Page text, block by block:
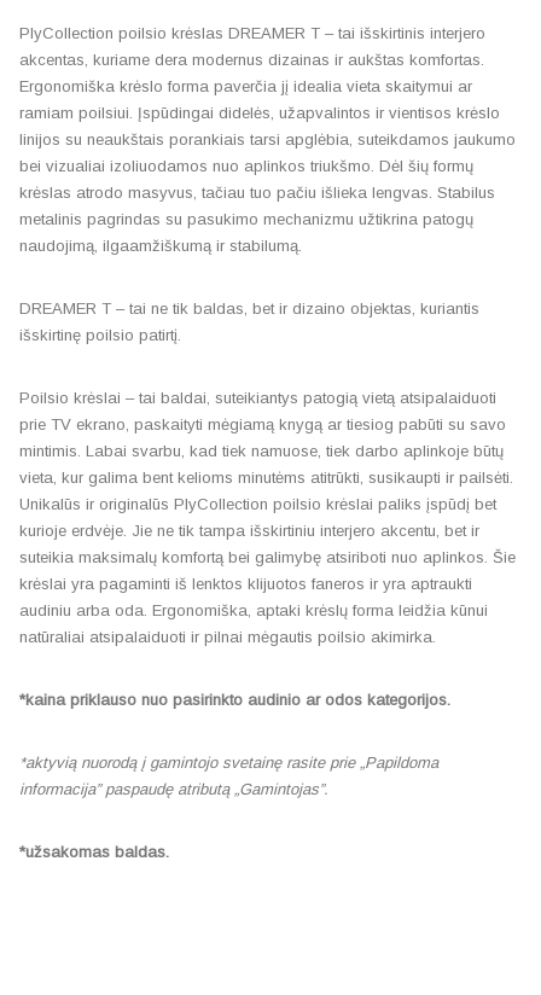
PlyCollection poilsio krėslas DREAMER T – tai išskirtinis interjero
akcentas, kuriame dera modernus dizainas ir aukštas komfortas.
Ergonomiška krėslo forma paverčia jį idealia vieta skaitymui ar
ramiam poilsiui. Įspūdingai didelės, užapvalintos ir vientisos krėslo
linijos su neaukštais porankiais tarsi apglėbia, suteikdamos jaukumo
bei vizualiai izoliuodamos nuo aplinkos triukšmo. Dėl šių formų
krėslas atrodo masyvus, tačiau tuo pačiu išlieka lengvas. Stabilus
metalinis pagrindas su pasukimo mechanizmu užtikrina patogų
naudojimą, ilgaamžiškumą ir stabilumą.
DREAMER T – tai ne tik baldas, bet ir dizaino objektas, kuriantis
išskirtinę poilsio patirtį.
Poilsio krėslai – tai baldai, suteikiantys patogią vietą atsipalaiduoti
prie TV ekrano, paskaityti mėgiamą knygą ar tiesiog pabūti su savo
mintimis. Labai svarbu, kad tiek namuose, tiek darbo aplinkoje būtų
vieta, kur galima bent kelioms minutėms atitrūkti, susikaupti ir pailsėti.
Unikalūs ir originalūs PlyCollection poilsio krėslai paliks įspūdį bet
kurioje erdvėje. Jie ne tik tampa išskirtiniu interjero akcentu, bet ir
suteikia maksimalų komfortą bei galimybę atsiriboti nuo aplinkos. Šie
krėslai yra pagaminti iš lenktos klijuotos faneros ir yra aptraukti
audiniu arba oda. Ergonomiška, aptaki krėslų forma leidžia kūnui
natūraliai atsipalaiduoti ir pilnai mėgautis poilsio akimirka.
*kaina priklauso nuo pasirinkto audinio ar odos kategorijos.
*aktyvią nuorodą į gamintojo svetainę rasite prie „Papildoma
informacija” paspaudę atributą „Gamintojas”.
*užsakomas baldas.